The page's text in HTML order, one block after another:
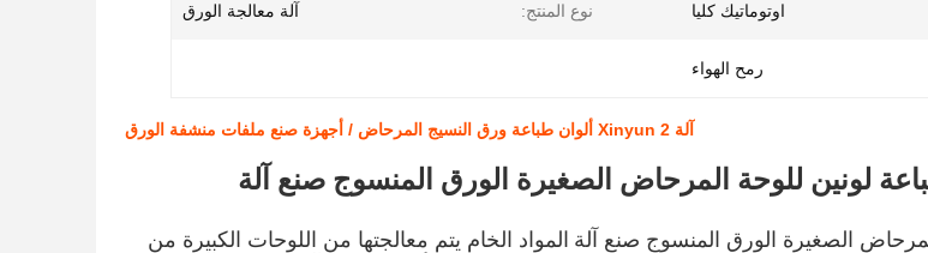
اوتوماتيك كليا نوع المنتج: آلة معالجة الورق
رمح الهواء
آلة Xinyun 2 ألوان طباعة ورق النسيج المرحاض / أجهزة صنع ملفات منشفة الورق
لونين للوحة المرحاض الصغيرة الورق المنسوج صنع آلة
الصغيرة الورق المنسوج صنع آلة المواد الخام يتم معالجتها من اللوحات الكبيرة من